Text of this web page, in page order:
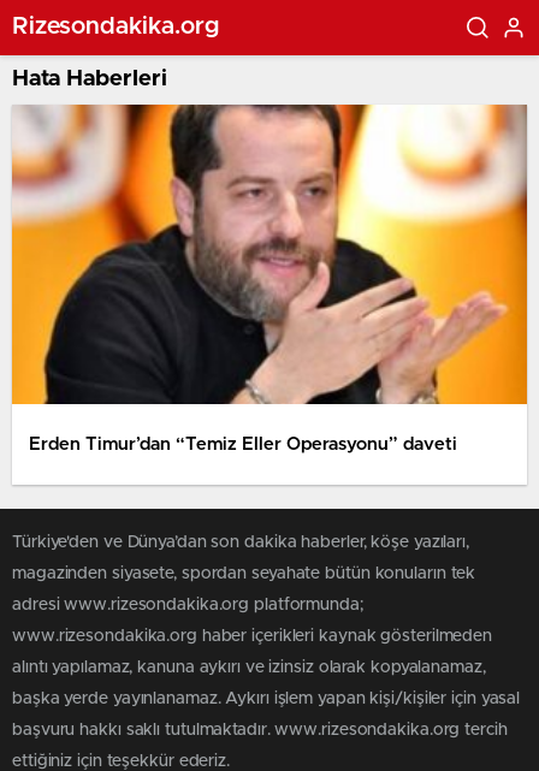
Rizesondakika.org
Hata Haberleri
Erden Timur’dan “Temiz Eller Operasyonu” daveti
Türkiye'den ve Dünya’dan son dakika haberler, köşe yazıları,
magazinden siyasete, spordan seyahate bütün konuların tek
adresi www.rizesondakika.org platformunda;
www.rizesondakika.org haber içerikleri kaynak gösterilmeden
alıntı yapılamaz, kanuna aykırı ve izinsiz olarak kopyalanamaz,
başka yerde yayınlanamaz. Aykırı işlem yapan kişi/kişiler için yasal
başvuru hakkı saklı tutulmaktadır. www.rizesondakika.org tercih
ettiğiniz için teşekkür ederiz.